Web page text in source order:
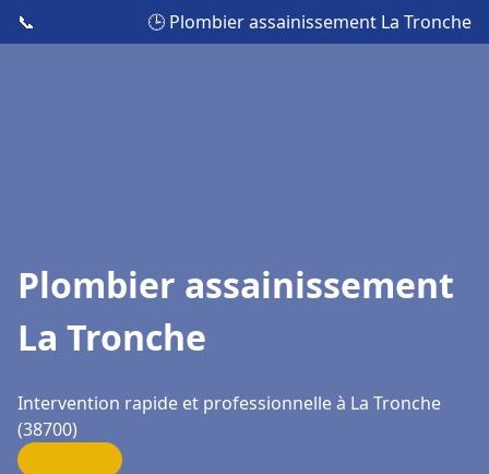
📞 🕒 Plombier assainissement La Tronche
Plombier assainissement
La Tronche
Intervention rapide et professionnelle à La Tronche
(38700)